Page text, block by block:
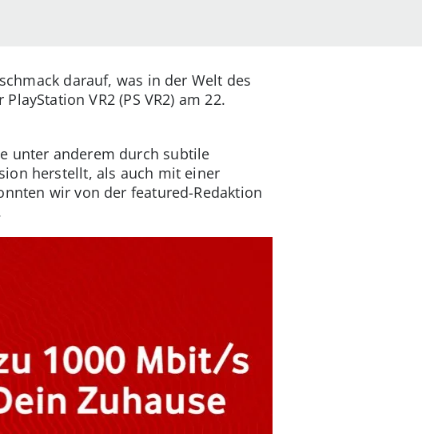
darauf, was in der Welt des
VR2 (PS VR2) am 22.
unter anderem durch subtile
herstellt, als auch mit einer
wir von der featured-Redaktion